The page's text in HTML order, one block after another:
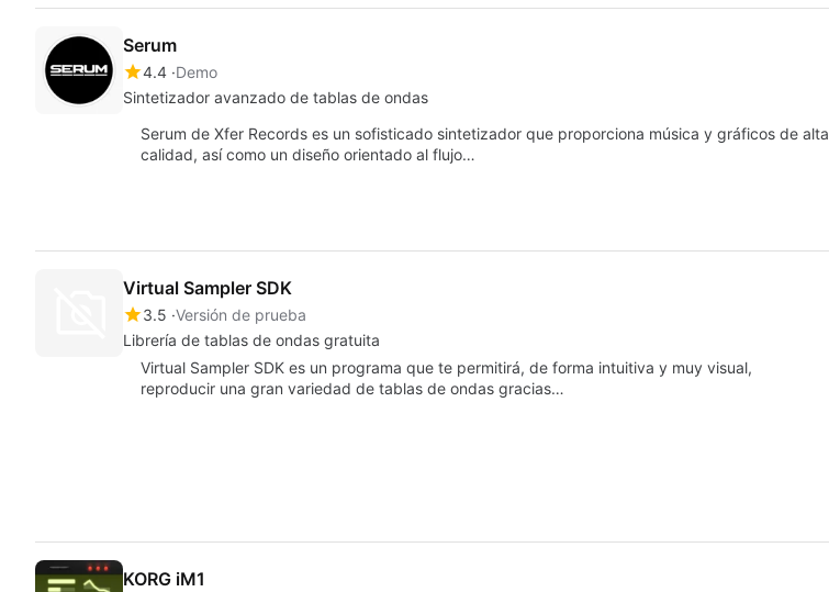
Serum
4.4 Demo
Sintetizador avanzado de tablas de ondas
Serum de Xfer Records es un sofisticado sintetizador que proporciona música y gráficos de alta
calidad, así como un diseño orientado al flujo…
Virtual Sampler SDK
3.5 Versión de prueba
Librería de tablas de ondas gratuita
Virtual Sampler SDK es un programa que te permitirá, de forma intuitiva y muy visual,
reproducir una gran variedad de tablas de ondas gracias…
KORG iM1